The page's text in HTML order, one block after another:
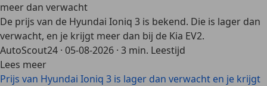
meer dan verwacht
De prijs van de Hyundai Ioniq 3 is bekend. Die is lager dan
verwacht, en je krijgt meer dan bij de Kia EV2.
AutoScout24 · 05-08-2026 · 3 min. Leestijd
Lees meer
Prijs van Hyundai Ioniq 3 is lager dan verwacht en je krijgt